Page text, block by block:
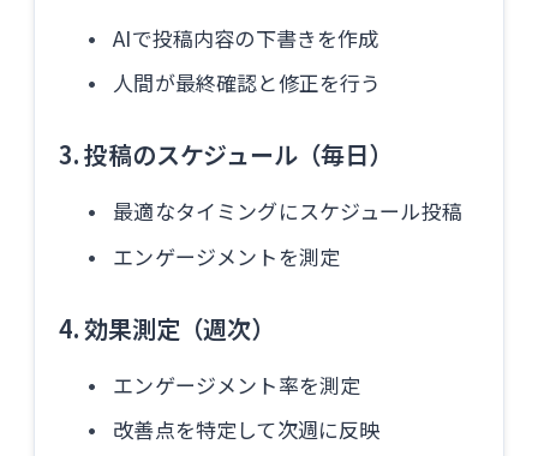
AIで投稿内容の下書きを作成
人間が最終確認と修正を行う
3. 投稿のスケジュール（毎日）
最適なタイミングにスケジュール投稿
エンゲージメントを測定
4. 効果測定（週次）
エンゲージメント率を測定
改善点を特定して次週に反映